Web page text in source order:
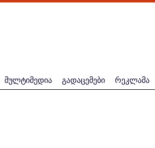
მულტიმედია გადაცემები რეკლამა